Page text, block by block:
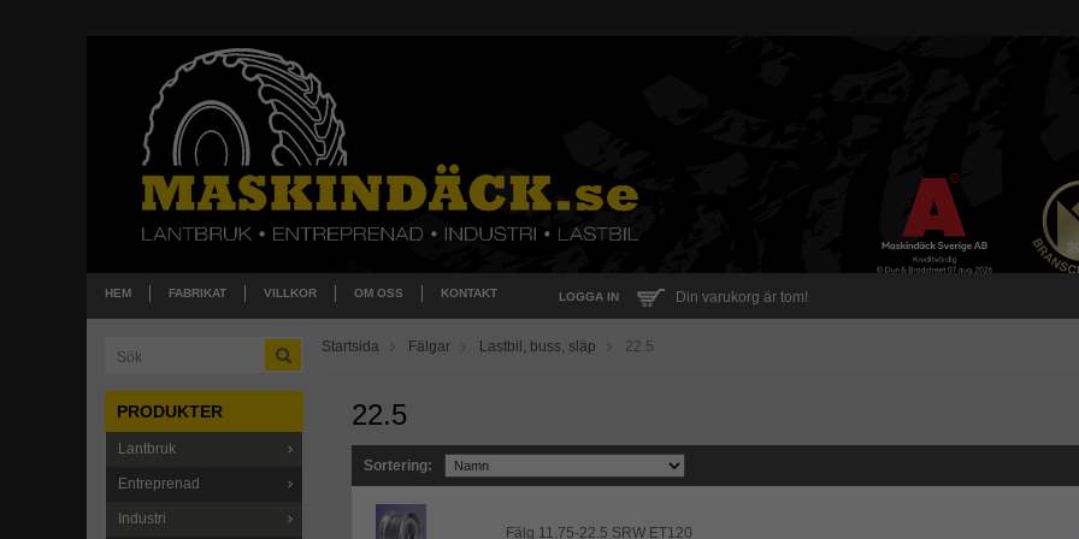
HEM FABRIKAT VILLKOR OM OSS KONTAKT LOGGA IN Din varukorg är tom!
PRODUKTER
Lantbruk
Entreprenad
Industri
Startsida Fälgar Lastbil, buss, släp 22.5
22.5
Sortering:
Fälg 11.75-22.5 SRW ET120